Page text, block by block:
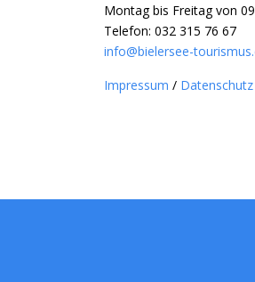
Montag bis Freitag von
Telefon: 032 315 76 67
info@bielersee-
Impressum / Datenschutz